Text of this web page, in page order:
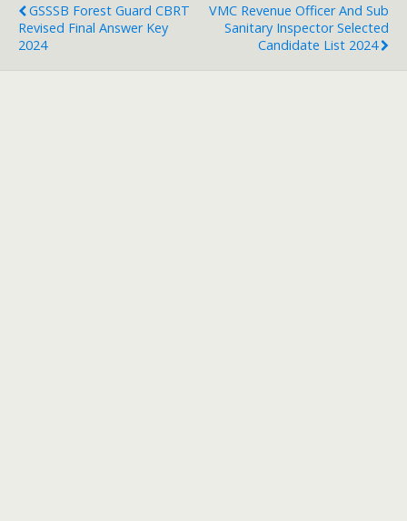
GSSSB Forest Guard CBRT
Revised Final Answer Key
2024
VMC Revenue Officer And Sub
Sanitary Inspector Selected
Candidate List 2024